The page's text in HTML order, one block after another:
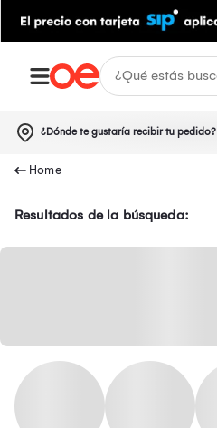
¿Dónde te gustaría recibir tu pedido?
Resultados de la búsqueda: